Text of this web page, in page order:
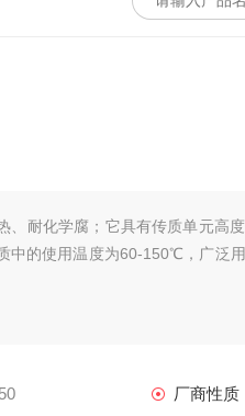
、耐化学腐；它具有传质单元高
中的使用温度为60-150℃，广泛
厂商性质